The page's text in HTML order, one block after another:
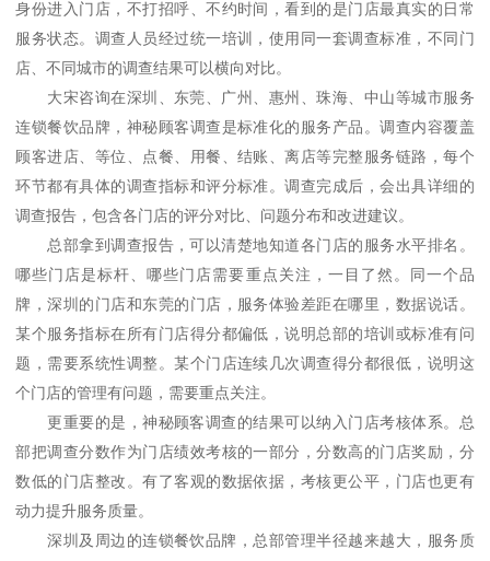
身份进入门店，不打招呼、不约时间，看到的是门店最真实的日常
服务状态。调查人员经过统一培训，使用同一套调查标准，不同门
店、不同城市的调查结果可以横向对比。
大宋咨询在深圳、东莞、广州、惠州、珠海、中山等城市服务
连锁餐饮品牌，神秘顾客调查是标准化的服务产品。调查内容覆盖
顾客进店、等位、点餐、用餐、结账、离店等完整服务链路，每个
环节都有具体的调查指标和评分标准。调查完成后，会出具详细的
调查报告，包含各门店的评分对比、问题分布和改进建议。
总部拿到调查报告，可以清楚地知道各门店的服务水平排名。
哪些门店是标杆、哪些门店需要重点关注，一目了然。同一个品
牌，深圳的门店和东莞的门店，服务体验差距在哪里，数据说话。
某个服务指标在所有门店得分都偏低，说明总部的培训或标准有问
题，需要系统性调整。某个门店连续几次调查得分都很低，说明这
个门店的管理有问题，需要重点关注。
更重要的是，神秘顾客调查的结果可以纳入门店考核体系。总
部把调查分数作为门店绩效考核的一部分，分数高的门店奖励，分
数低的门店整改。有了客观的数据依据，考核更公平，门店也更有
动力提升服务质量。
深圳及周边的连锁餐饮品牌，总部管理半径越来越大，服务质